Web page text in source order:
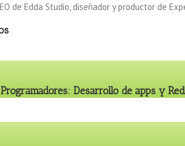
de Edda Studio, diseñador y productor de
Desarrollo de apps y